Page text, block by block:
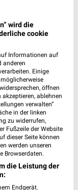
wird die
cookie
Informationen auf
anderen
Einige
öffnen
akzeptieren, ablehnen
verwalten“
in der linken
zu widerrufen,
Fußzeile der Website
dieser Seite können
werden unseren
Browserdaten.
die Leistung der
Endgerät.